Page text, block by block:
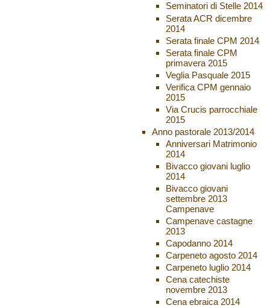
Seminatori di Stelle 2014
Serata ACR dicembre
2014
Serata finale CPM 2014
Serata finale CPM
primavera 2015
Veglia Pasquale 2015
Verifica CPM gennaio
2015
Via Crucis parrocchiale
2015
Anno pastorale 2013/2014
Anniversari Matrimonio
2014
Bivacco giovani luglio
2014
Bivacco giovani
settembre 2013
Campenave
Campenave castagne
2013
Capodanno 2014
Carpeneto agosto 2014
Carpeneto luglio 2014
Cena catechiste
novembre 2013
Cena ebraica 2014